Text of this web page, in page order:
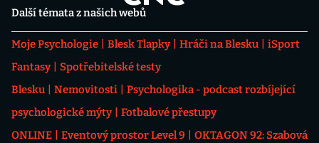
Další témata z našich webů
Moje Psychologie Blesk Tlapky Hráči na Blesku
iSport
Fantasy
Spotřebitelské testy
Blesku
Nemovitosti
Psychologika - podcast rozbíjející
psychologické mýty
Fotbalové přestupy
ONLINE
Eventový prostor Level 9
OKTAGON 92: Szabová